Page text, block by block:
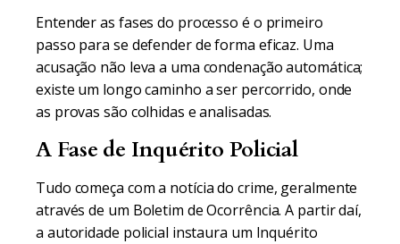
Entender as fases do processo é o primeiro
passo para se defender de forma eficaz. Uma
acusação não leva a uma condenação automática;
existe um longo caminho a ser percorrido, onde
as provas são colhidas e analisadas.
A Fase de Inquérito Policial
Tudo começa com a notícia do crime, geralmente
através de um Boletim de Ocorrência. A partir daí,
a autoridade policial instaura um Inquérito